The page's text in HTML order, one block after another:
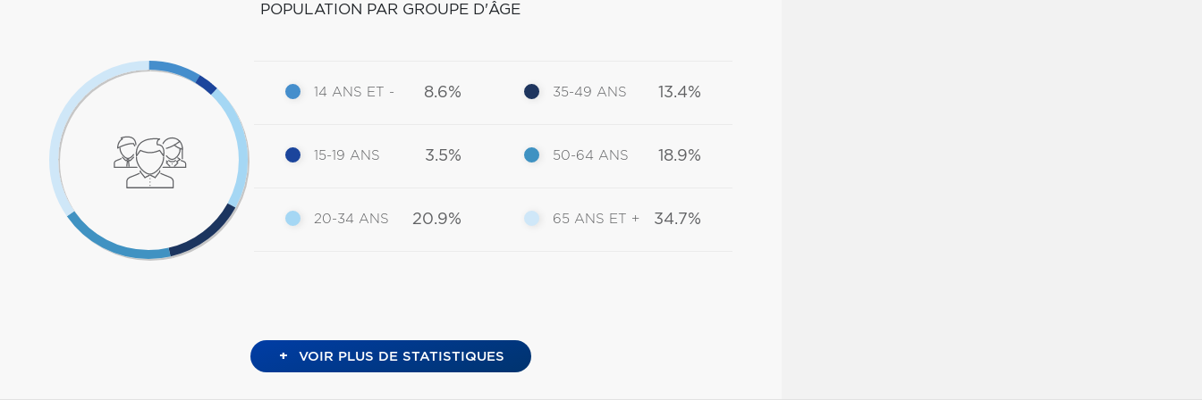
POPULATION PAR GROUPE D'ÂGE
14 ANS ET - 8.6%
15-19 ANS 3.5%
20-34 ANS 20.9%
35-49 ANS 13.4%
50-64 ANS 18.9%
65 ANS ET + 34.7%
+ VOIR PLUS DE STATISTIQUES